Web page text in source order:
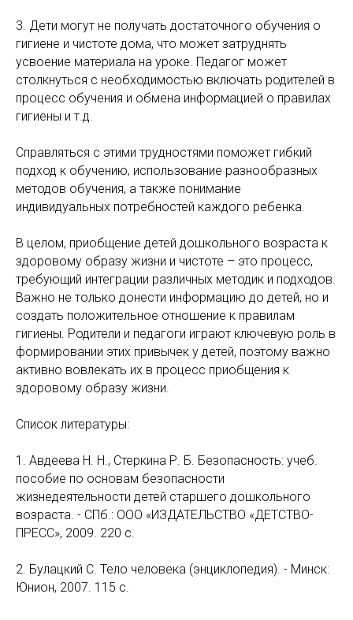
3. Дети могут не получать достаточного обучения о
гигиене и чистоте дома, что может затруднять
усвоение материала на уроке. Педагог может
столкнуться с необходимостью включать родителей в
процесс обучения и обмена информацией о правилах
гигиены и т.д.
Справляться с этими трудностями поможет гибкий
подход к обучению, использование разнообразных
методов обучения, а также понимание
индивидуальных потребностей каждого ребенка.
В целом, приобщение детей дошкольного возраста к
здоровому образу жизни и чистоте – это процесс,
требующий интеграции различных методик и подходов.
Важно не только донести информацию до детей, но и
создать положительное отношение к правилам
гигиены. Родители и педагоги играют ключевую роль в
формировании этих привычек у детей, поэтому важно
активно вовлекать их в процесс приобщения к
здоровому образу жизни.
Список литературы:
1. Авдеева Н. Н., Стеркина Р. Б. Безопасность: учеб.
пособие по основам безопасности
жизнедеятельности детей старшего дошкольного
возраста. - СПб.: ООО «ИЗДАТЕЛЬСТВО «ДЕТСТВО-
ПРЕСС», 2009. 220 с.
2. Булацкий С. Тело человека (энциклопедия). - Минск:
Юнион, 2007. 115 с.